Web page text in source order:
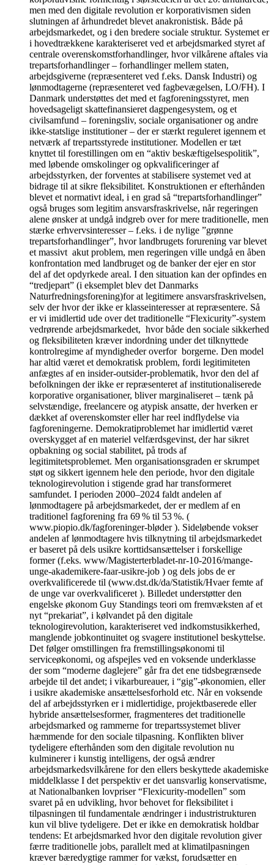
men med den digitale revolution er korporativismen siden
slutningen af århundredet blevet anakronistisk. Både på
arbejdsmarkedet, og i den bredere sociale struktur. Systemet er
i hovedtrækkene karakteriseret ved et arbejdsmarked styret af
centrale overenskomstforhandlinger, hvor vilkårene aftales via
trepartsforhandlinger – forhandlinger mellem staten,
arbejdsgiverne (repræsenteret ved f.eks. Dansk Industri) og
lønmodtagerne (repræsenteret ved fagbevægelsen, LO/FH). I
Danmark understøttes det med et fagforeningsstyret, men
hovedsageligt skattefinansieret dagpengesystem, og et
civilsamfund – foreningsliv, sociale organisationer og andre
ikke-statslige institutioner – der er stærkt reguleret igennem et
netværk af trepartsstyrede institutioner. Modellen er tæt
knyttet til forestillingen om en “aktiv beskæftigelsespolitik”,
med løbende omskolinger og opkvalificeringer af
arbejdsstyrken, der forventes at stabilisere systemet ved at
bidrage til at sikre fleksibilitet. Konstruktionen er efterhånden
blevet et normativt ideal, i en grad så “trepartsforhandlinger”
også bruges som legitim ansvarsfraskrivelse, når regeringen
alene ønsker at undgå indgreb over for mere traditionelle, men
stærke erhvervsinteresser – f.eks. i de nylige ”grønne
trepartsforhandlinger”, hvor landbrugets forurening var blevet
et massivt akut problem, men regeringen ville undgå en åben
konfrontation med landbruget og de banker der ejer en stor
del af det opdyrkede areal. I den situation kan der opfindes en
“tredjepart” (i eksemplet blev det Danmarks
Naturfredningsforening)for at legitimere ansvarsfraskrivelsen,
selv der hvor der ikke er klasseinteresser at repræsentere. Så
er vi imidlertid ude over det traditionelle “Flexicurity”-system
vedrørende arbejdsmarkedet, hvor både den sociale sikkerhed
og fleksibiliteten kræver indordning under det tilknyttede
kontrolregime af myndigheder overfor borgerne. Den model
har altid været et demokratisk problem, fordi legitimiteten
anfægtes af en insider-outsider-problematik, hvor den del af
befolkningen der ikke er repræsenteret af institutionaliserede
korporative organisationer, bliver marginaliseret – tænk på
selvstændige, freelancere og atypisk ansatte, der hverken er
dækket af overenskomster eller har reel indflydelse via
fagforeningerne. Demokratiproblemet har imidlertid været
overskygget af en materiel velfærdsgevinst, der har sikret
opbakning og social stabilitet, på trods af
legitimitetsproblemet. Men organisationsgraden er skrumpet
støt og sikkert igennem hele den periode, hvor den digitale
teknologirevolution i stigende grad har transformeret
samfundet. I perioden 2000–2024 faldt andelen af
lønmodtagere på arbejdsmarkedet, der er medlem af en
traditionel fagforening fra 69 % til 53 %. (
www.piopio.dk/fagforeninger-bløder ). Sideløbende vokser
andelen af lønmodtagere hvis tilknytning til arbejdsmarkedet
er baseret på dels usikre korttidsansættelser i forskellige
former (f.eks. www/Magisterterbladet-nr-10-2016/mange-
unge-akademikere-faar-usikre-job ) og dels jobs de er
overkvalificerede til (www.dst.dk/da/Statistik/Hvaer femte af
de unge var overkvalificeret ). Billedet understøtter den
engelske økonom Guy Standings teori om fremvæksten af et
nyt “prekariat”, i kølvandet på den digitale
teknologirevolution, karakteriseret ved indkomstusikkerhed,
manglende jobkontinuitet og svagere institutionel beskyttelse.
Det følger omstillingen fra fremstillingsøkonomi til
serviceøkonomi, og afspejles ved en voksende underklasse
der som “moderne daglejere” går fra det ene tidsbegrænsede
arbejde til det andet; i vikarbureauer, i “gig”-økonomien, eller
i usikre akademiske ansættelsesforhold etc. Når en voksende
del af arbejdsstyrken er i midlertidige, projektbaserede eller
hybride ansættelsesformer, fragmenteres det traditionelle
arbejdsmarked og rammerne for trepartssystemet bliver
hæmmende for den sociale tilpasning. Konflikten bliver
tydeligere efterhånden som den digitale revolution nu
kulminerer i kunstig intelligens, der også ændrer
arbejdsmarkedsvilkårene for den ellers beskyttede akademiske
middelklasse I det perspektiv er det uansvarlig konservatisme,
at Nationalbanken lovpriser “Flexicurity-modellen” som
svaret på en udvikling, hvor behovet for fleksibilitet i
tilpasningen til fundamentale ændringer i industristrukturen
kun vil blive tydeligere. Det er ikke en demokratisk holdbar
tendens: Et arbejdsmarked hvor den digitale revolution giver
færre traditionelle jobs, parallelt med at klimatilpasningen
kræver bæredygtige rammer for vækst, forudsætter en